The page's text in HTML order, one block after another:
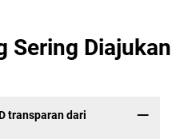
Sering Diajukan
transparan dari